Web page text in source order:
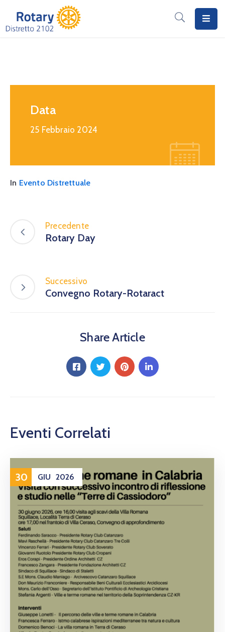
Calendario
Eventi
Data
25 Febbraio 2024
In Evento Distrettuale
Precedente
Rotary Day
Successivo
Convegno Rotary-Rotaract
Share Article
Eventi Correlati
30 GIU 2026